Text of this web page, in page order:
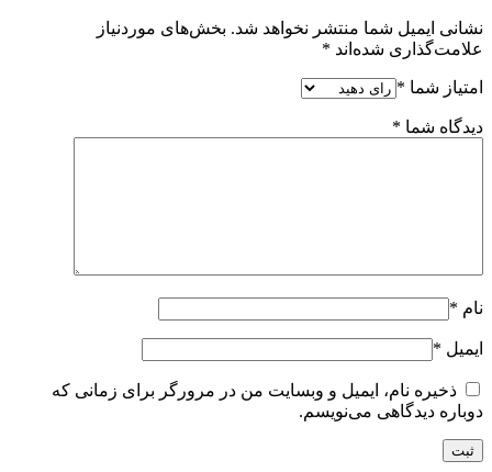
نشانی ایمیل شما منتشر نخواهد شد. بخش‌های موردنیاز
علامت‌گذاری شده‌اند *
امتیاز شما *
دیدگاه شما *
نام *
ایمیل *
ذخیره نام، ایمیل و وبسایت من در مرورگر برای زمانی که
دوباره دیدگاهی می‌نویسم.